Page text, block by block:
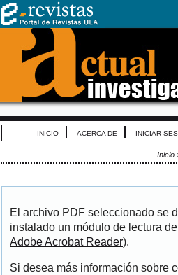
INICIO ACERCA DE INICIAR
Inicio
El archivo PDF seleccionado se
instalado un módulo de lectura
Adobe Acrobat Reader).
Si desea más información sobre